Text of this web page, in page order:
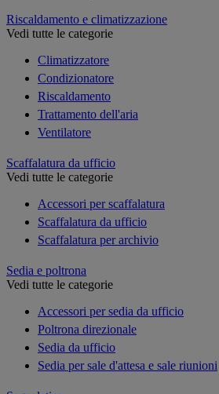
Riscaldamento e climatizzazione
Vedi tutte le categorie
Climatizzatore
Condizionatore
Riscaldamento
Trattamento dell'aria
Ventilatore
Scaffalatura da ufficio
Vedi tutte le categorie
Accessori per scaffalatura
Scaffalatura da ufficio
Scaffalatura per archivio
Sedia e poltrona
Vedi tutte le categorie
Accessori per sedia da ufficio
Poltrona direzionale
Sedia da ufficio
Sedia per sale d'attesa e sale riunioni